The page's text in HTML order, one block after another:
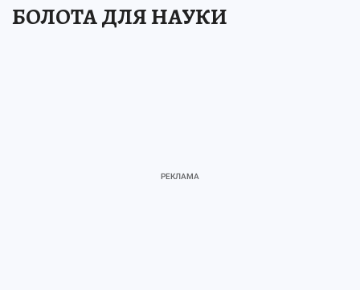
БОЛОТА ДЛЯ НАУКИ